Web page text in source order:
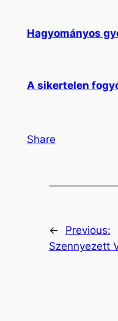
Hagyományos
A sikertelen
Share
←
Previous:
Szennyezett